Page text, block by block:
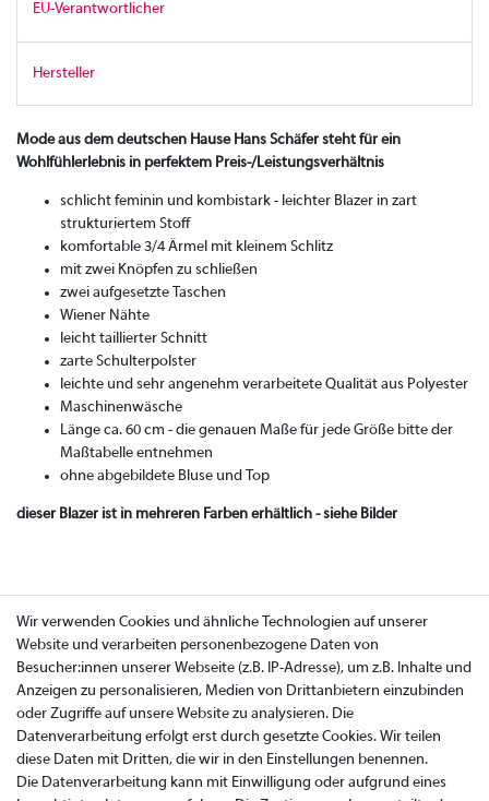
EU-Verantwortlicher
Hersteller
Mode aus dem deutschen Hause Hans Schäfer steht für ein
Wohlfühlerlebnis in perfektem Preis-/Leistungsverhältnis
schlicht feminin und kombistark - leichter Blazer in zart
strukturiertem Stoff
komfortable 3/4 Ärmel mit kleinem Schlitz
mit zwei Knöpfen zu schließen
zwei aufgesetzte Taschen
Wiener Nähte
leicht taillierter Schnitt
zarte Schulterpolster
leichte und sehr angenehm verarbeitete Qualität aus Polyester
Maschinenwäsche
Länge ca. 60 cm - die genauen Maße für jede Größe bitte der
Maßtabelle entnehmen
ohne abgebildete Bluse und Top
dieser Blazer ist in mehreren Farben erhältlich - siehe Bilder
Wir verwenden Cookies und ähnliche Technologien auf unserer
Website und verarbeiten personenbezogene Daten von
Besucher:innen unserer Webseite (z.B. IP-Adresse), um z.B. Inhalte und
Anzeigen zu personalisieren, Medien von Drittanbietern einzubinden
oder Zugriffe auf unsere Website zu analysieren. Die
Datenverarbeitung erfolgt erst durch gesetzte Cookies. Wir teilen
diese Daten mit Dritten, die wir in den Einstellungen benennen.
Die Datenverarbeitung kann mit Einwilligung oder aufgrund eines